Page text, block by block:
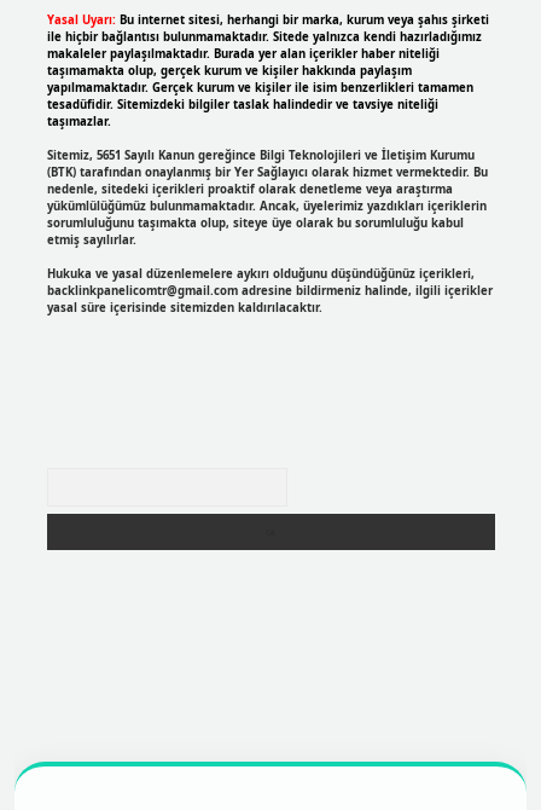
Yasal Uyarı: Bu internet sitesi, herhangi bir marka, kurum veya şahıs şirketi
ile hiçbir bağlantısı bulunmamaktadır. Sitede yalnızca kendi hazırladığımız
makaleler paylaşılmaktadır. Burada yer alan içerikler haber niteliği
taşımamakta olup, gerçek kurum ve kişiler hakkında paylaşım
yapılmamaktadır. Gerçek kurum ve kişiler ile isim benzerlikleri tamamen
tesadüfidir. Sitemizdeki bilgiler taslak halindedir ve tavsiye niteliği
taşımazlar.
Sitemiz, 5651 Sayılı Kanun gereğince Bilgi Teknolojileri ve İletişim Kurumu
(BTK) tarafından onaylanmış bir Yer Sağlayıcı olarak hizmet vermektedir. Bu
nedenle, sitedeki içerikleri proaktif olarak denetleme veya araştırma
yükümlülüğümüz bulunmamaktadır. Ancak, üyelerimiz yazdıkları içeriklerin
sorumluluğunu taşımakta olup, siteye üye olarak bu sorumluluğu kabul
etmiş sayılırlar.
Hukuka ve yasal düzenlemelere aykırı olduğunu düşündüğünüz içerikleri,
backlinkpanelicomtr@gmail.comadresine bildirmeniz halinde, ilgili içerikler
yasal süre içerisinde sitemizden kaldırılacaktır.